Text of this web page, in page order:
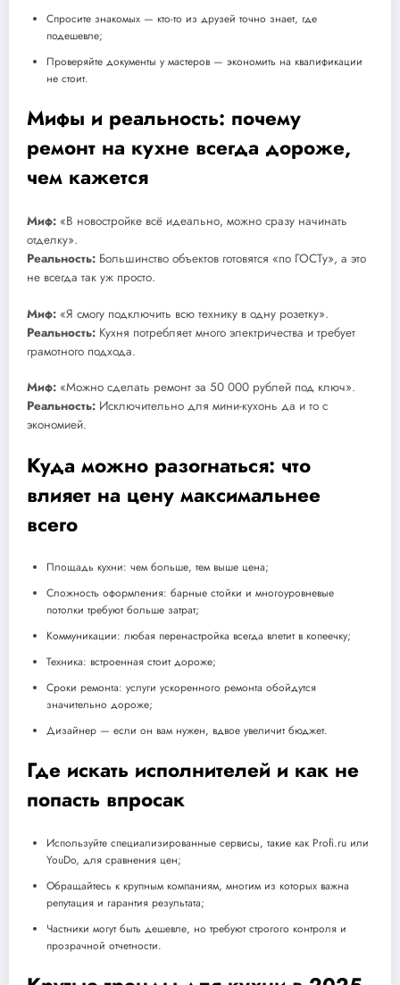
Спросите знакомых — кто-то из друзей точно знает, где
подешевле;
Проверяйте документы у мастеров — экономить на квалификации
не стоит.
Мифы и реальность: почему
ремонт на кухне всегда дороже,
чем кажется
Миф: «В новостройке всё идеально, можно сразу начинать
отделку».
Реальность: Большинство объектов готовятся «по ГОСТу», а это
не всегда так уж просто.
Миф: «Я смогу подключить всю технику в одну розетку».
Реальность: Кухня потребляет много электричества и требует
грамотного подхода.
Миф: «Можно сделать ремонт за 50 000 рублей под ключ».
Реальность: Исключительно для мини-кухонь да и то с
экономией.
Куда можно разогнаться: что
влияет на цену максимальнее
всего
Площадь кухни: чем больше, тем выше цена;
Сложность оформления: барные стойки и многоуровневые
потолки требуют больше затрат;
Коммуникации: любая перенастройка всегда влетит в копеечку;
Техника: встроенная стоит дороже;
Сроки ремонта: услуги ускоренного ремонта обойдутся
значительно дороже;
Дизайнер — если он вам нужен, вдвое увеличит бюджет.
Где искать исполнителей и как не
попасть впросак
Используйте специализированные сервисы, такие как Profi.ru или
YouDo, для сравнения цен;
Обращайтесь к крупным компаниям, многим из которых важна
репутация и гарантия результата;
Частники могут быть дешевле, но требуют строгого контроля и
прозрачной отчетности.